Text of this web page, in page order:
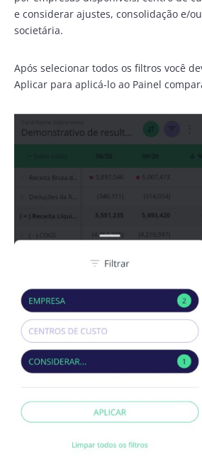
e considerar ajustes, consolidação e/
societária.
Após selecionar todos os filtros você
Aplicar para aplicá-lo ao Painel